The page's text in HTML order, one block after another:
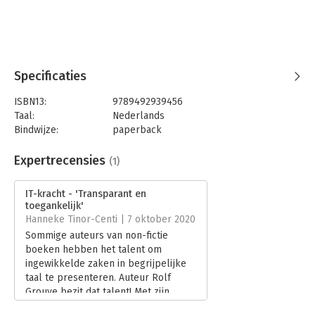
Specificaties
ISBN13:
9789492939456
Taal:
Nederlands
Bindwijze:
paperback
Uitgever:
Futuro Uitgevers
Verschijningsdatum:
Hoofdrubriek: IT-management / ICT
Expertrecensies (1)
IT-kracht - 'Transparant en
toegankelijk'
Hanneke Tinor-Centi | 7 oktober 2020
Sommige auteurs van non-fictie
boeken hebben het talent om
ingewikkelde zaken in begrijpelijke
taal te presenteren. Auteur Rolf
Grouve bezit dat talent! Met zijn